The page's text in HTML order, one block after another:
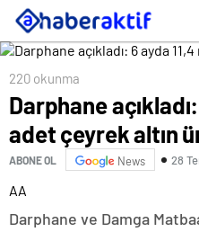
220 okunma
Darphane
adet çeyrek altın
ABONE OL News 28
AA
Darphane ve Damga